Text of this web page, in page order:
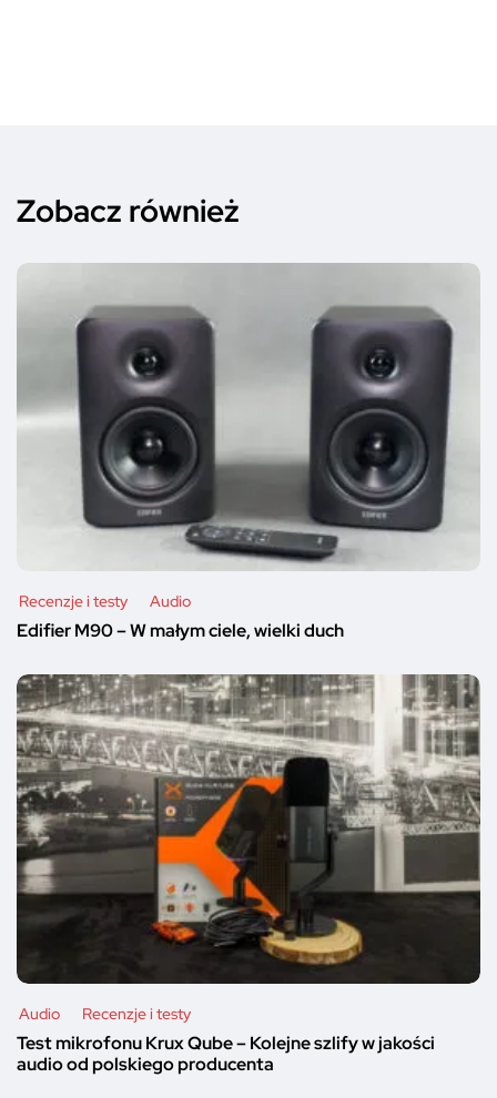
Zobacz również
Recenzje i testy Audio
Edifier M90 – W małym ciele, wielki duch
Audio Recenzje i testy
Test mikrofonu Krux Qube – Kolejne szlify w jakości
audio od polskiego producenta